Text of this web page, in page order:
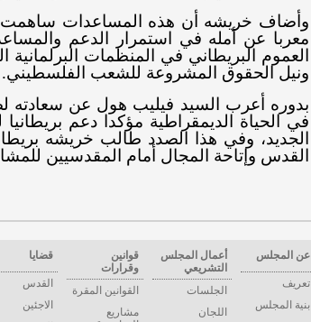
وأضاف خريشه أن هذه المساعدات ساهمت
معربا عن أمله في استمرار الدعم
العموم البريطاني في المنظمات
ونيل الحقوق المشروعة للشعب الفلسطيني.
بدوره أعرب السيد فيليب هول عن سعادته
في الحياة الديمقراطية مؤكدا دعم
الجديد، وفي هذا الصدد طالب خريشه
القدس وإتاحة المجال أمام المقدسيين
عن المجلس
تعريف
بنية المجلس
أعمال المجلس
التشريعي
الجلسات
اللجان
قوانين
وقرارات
القوانين المقرة
مشاريع
قضايا
القدس
الاجئين